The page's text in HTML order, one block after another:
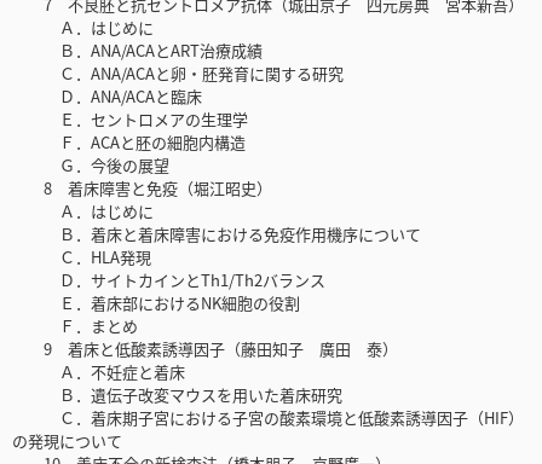
Ａ．はじめに
Ｂ．ANA/ACAとART治療成績
Ｃ．ANA/ACAと卵・胚発育に関する研究
Ｄ．ANA/ACAと臨床
Ｅ．セントロメアの生理学
Ｆ．ACAと胚の細胞内構造
Ｇ．今後の展望
8 着床障害と免疫（堀江昭史）
Ａ．はじめに
Ｂ．着床と着床障害における免疫作用機序について
Ｃ．HLA発現
Ｄ．サイトカインとTh1/Th2バランス
Ｅ．着床部におけるNK細胞の役割
Ｆ．まとめ
9 着床と低酸素誘導因子（藤田知子 廣田 泰）
Ａ．不妊症と着床
Ｂ．遺伝子改変マウスを用いた着床研究
Ｃ．着床期子宮における子宮の酸素環境と低酸素誘導因子（HIF）
の発現について